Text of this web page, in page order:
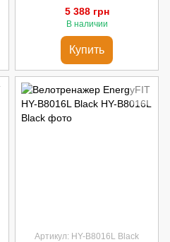
5 388 грн
В наличии
Купить
Артикул: HY-B8016L Black